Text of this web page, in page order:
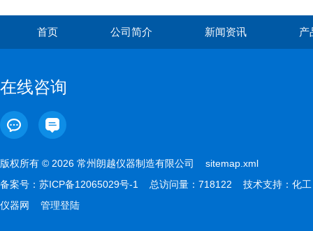
首页 公司简介 新闻资讯 产
在线咨询
版权所有 © 2026 常州朗越仪器制造有限公司 sitemap.xml
备案号： 苏ICP备12065029号-1 总访问量：718122 技术支持： 化工
仪器网
管理登陆